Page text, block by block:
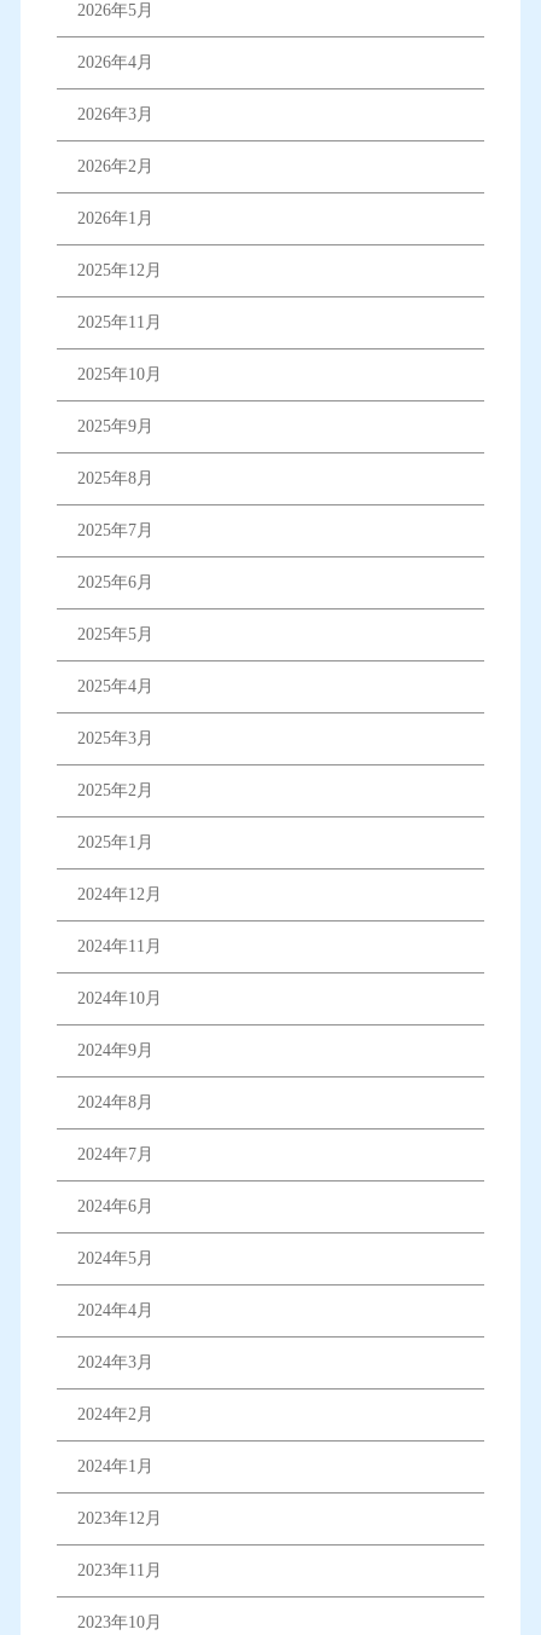
2026年5月
2026年4月
2026年3月
2026年2月
2026年1月
2025年12月
2025年11月
2025年10月
2025年9月
2025年8月
2025年7月
2025年6月
2025年5月
2025年4月
2025年3月
2025年2月
2025年1月
2024年12月
2024年11月
2024年10月
2024年9月
2024年8月
2024年7月
2024年6月
2024年5月
2024年4月
2024年3月
2024年2月
2024年1月
2023年12月
2023年11月
2023年10月